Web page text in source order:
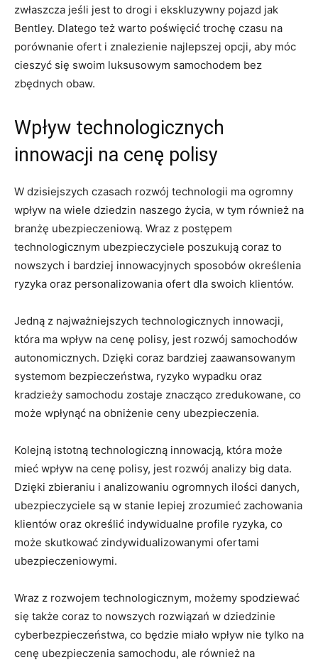
zwłaszcza‌ jeśli jest to drogi i ekskluzywny pojazd jak
Bentley. Dlatego⁤ też⁤ warto‌ poświęcić trochę czasu na
porównanie ofert ‍i‍ znalezienie najlepszej opcji, aby ‌móc
cieszyć się swoim⁢ luksusowym⁤ samochodem bez
zbędnych obaw.
Wpływ⁣ technologicznych
innowacji na cenę polisy
W⁢ dzisiejszych⁣ czasach rozwój​ technologii ma ogromny
wpływ na wiele dziedzin naszego życia, w tym również na
branżę ubezpieczeniową. Wraz z postępem
technologicznym ubezpieczyciele poszukują ⁢coraz to⁢
nowszych i bardziej‍ innowacyjnych sposobów określenia⁤
ryzyka oraz personalizowania ofert dla swoich klientów.
Jedną z najważniejszych technologicznych⁤ innowacji,
która‍ ma wpływ na cenę polisy, jest rozwój samochodów
autonomicznych. Dzięki coraz bardziej zaawansowanym
systemom bezpieczeństwa, ryzyko⁢ wypadku oraz
kradzieży samochodu zostaje znacząco zredukowane, co
może⁤ wpłynąć⁢ na obniżenie ceny ‍ubezpieczenia.
Kolejną istotną technologiczną innowacją, ‌która może​
mieć wpływ na cenę polisy, jest rozwój analizy ⁢big data.
Dzięki zbieraniu i​ analizowaniu ⁢ogromnych ilości ‌danych,
ubezpieczyciele są w stanie lepiej⁢ zrozumieć zachowania
klientów‌ oraz określić indywidualne​ profile ryzyka, co
może skutkować zindywidualizowanymi ofertami
ubezpieczeniowymi.
Wraz z rozwojem technologicznym, możemy ‍spodziewać
się także coraz to nowszych ‍rozwiązań w dziedzinie
⁢cyberbezpieczeństwa,‍ co będzie miało wpływ ⁤nie tylko na
​cenę ubezpieczenia samochodu, ale również na